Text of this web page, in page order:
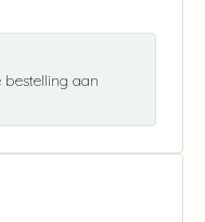
bestelling aan